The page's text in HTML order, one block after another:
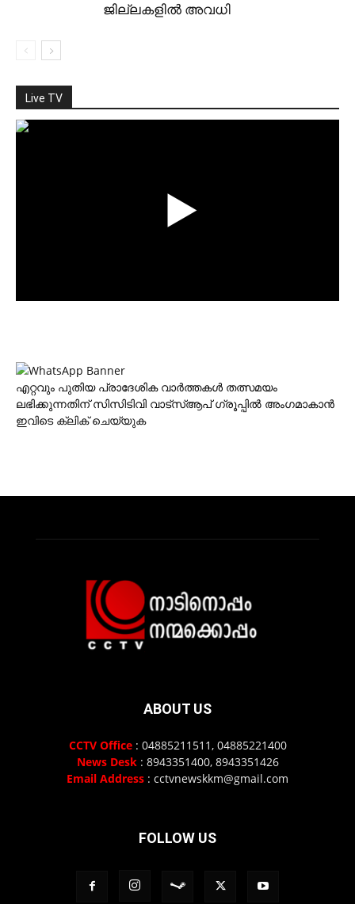
ജില്ലകളിൽ അവധി
Live TV
എറ്റവും പുതിയ പ്രാദേശിക വാര്‍ത്തകള്‍ തത്സമയം
ലഭിക്കുന്നതിന് സിസിടിവി വാട്‌സ്ആപ് ഗ്രൂപ്പില്‍ അംഗമാകാന്‍
ഇവിടെ ക്ലിക് ചെയ്യുക
ABOUT US
CCTV Office: 04885211511, 04885221400
News Desk: 8943351400, 8943351426
Email Address : cctvnewskkm@gmail.com
FOLLOW US